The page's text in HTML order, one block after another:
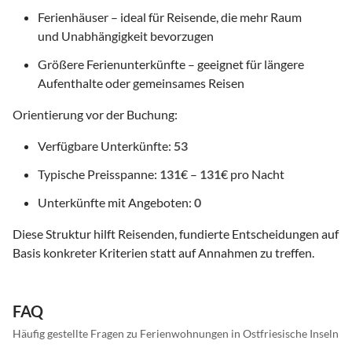
Ferienhäuser – ideal für Reisende, die mehr Raum
und Unabhängigkeit bevorzugen
Größere Ferienunterkünfte – geeignet für längere
Aufenthalte oder gemeinsames Reisen
Orientierung vor der Buchung:
Verfügbare Unterkünfte: 53
Typische Preisspanne: 131€ – 131€ pro Nacht
Unterkünfte mit Angeboten: 0
Diese Struktur hilft Reisenden, fundierte Entscheidungen auf
Basis konkreter Kriterien statt auf Annahmen zu treffen.
FAQ
Häufig gestellte Fragen zu Ferienwohnungen in Ostfriesische Inseln